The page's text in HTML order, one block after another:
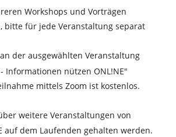
Workshops und Vorträgen
bitte für jede Veranstaltung separat
der ausgewählten Veranstaltung
Informationen nützen ONL!NE"
mittels Zoom ist kostenlos.
weitere Veranstaltungen von
auf dem Laufenden gehalten werden.